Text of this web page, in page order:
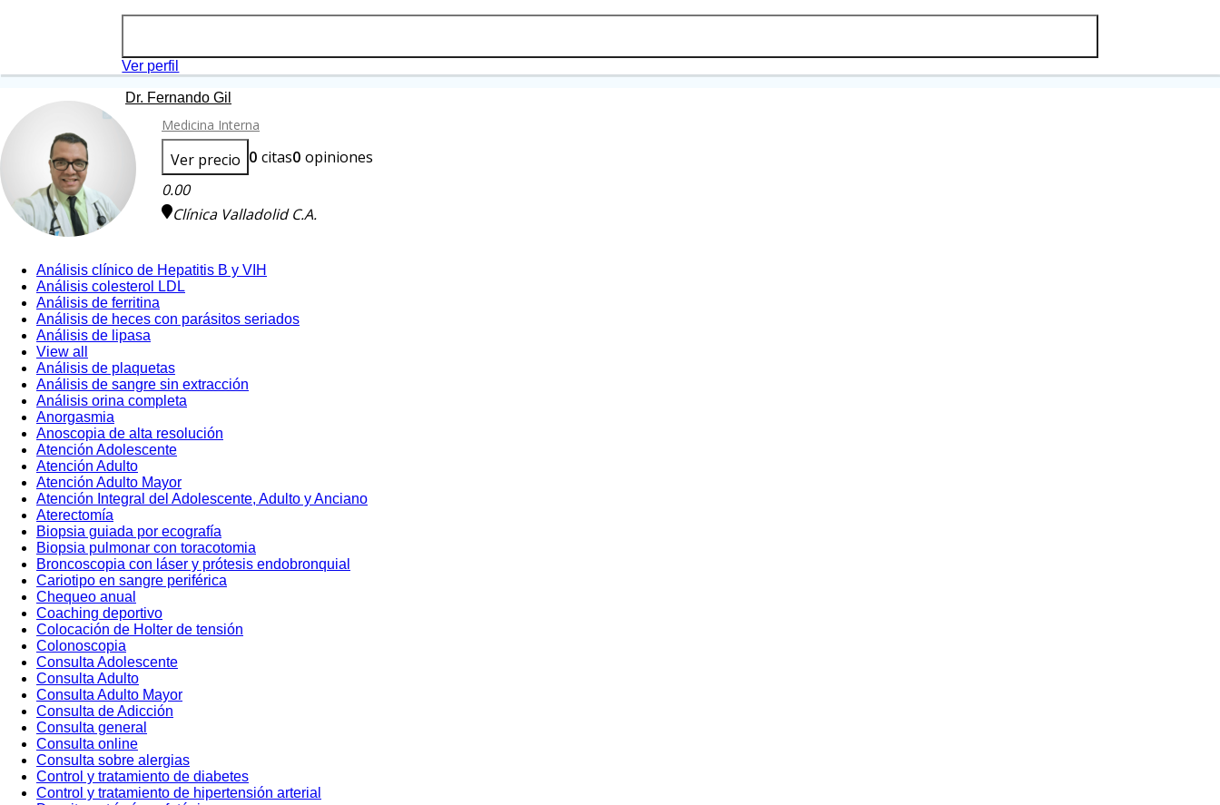
Ver perfil
Dr. Fernando Gil
Medicina Interna
Ver precio 0 citas0 opiniones
0.00
Clínica Valladolid C.A.
Análisis clínico de Hepatitis B y VIH
Análisis colesterol LDL
Análisis de ferritina
Análisis de heces con parásitos seriados
Análisis de lipasa
View all
Análisis de plaquetas
Análisis de sangre sin extracción
Análisis orina completa
Anorgasmia
Anoscopia de alta resolución
Atención Adolescente
Atención Adulto
Atención Adulto Mayor
Atención Integral del Adolescente, Adulto y Anciano
Aterectomía
Biopsia guiada por ecografía
Biopsia pulmonar con toracotomia
Broncoscopia con láser y prótesis endobronquial
Cariotipo en sangre periférica
Chequeo anual
Coaching deportivo
Colocación de Holter de tensión
Colonoscopia
Consulta Adolescente
Consulta Adulto
Consulta Adulto Mayor
Consulta de Adicción
Consulta general
Consulta online
Consulta sobre alergias
Control y tratamiento de diabetes
Control y tratamiento de hipertensión arterial